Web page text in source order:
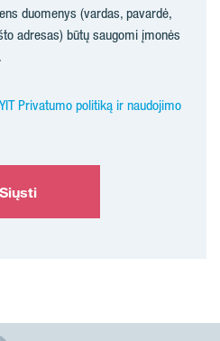
duomenys (vardas, pavardė,
adresas) būtų saugomi įmonės
YIT Privatumo politiką ir naudojimo
Siųsti